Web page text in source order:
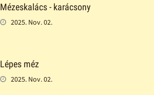
Mézeskalács - karácsony
2025. Nov. 02.
Lépes méz
2025. Nov. 02.